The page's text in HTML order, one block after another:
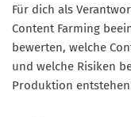
Für dich als
Content Farming
bewerten, welche
und welche Risiken
Produktion